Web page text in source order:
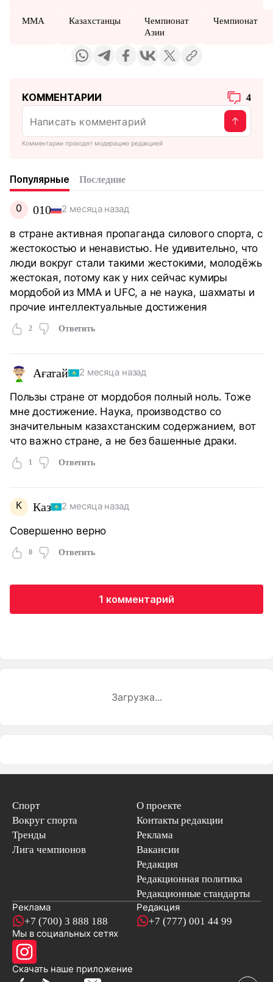
MMA Казахстанцы
Чемпионат
Азии
Чемпионат
КОММЕНТАРИИ 4
Комментарии проходят модерацию редакцией
Популярные Последние
0 010 2 месяца назад
в стране активная пропаганда силового спорта, с
жестокостью и ненавистью. Не удивительно, что
люди вокруг стали такими жестокими, молодёжь
жестокая, потому как у них сейчас кумиры
мордобой из ММА и UFC, а не наука, шахматы и
прочие интеллектуальные достижения
2 Ответить
Ағатай 2 месяца назад
Пользы стране от мордобоя полный ноль. Тоже
мне достижение. Наука, производство со
значительным казахстанским содержанием, вот
что важно стране, а не без башенные драки.
1 Ответить
К Каз 2 месяца назад
Совершенно верно
0 Ответить
1 комментарий
Загрузка...
Спорт
Вокруг спорта
Тренды
Лига чемпионов
О проекте
Контакты редакции
Реклама
Вакансии
Редакция
Редакционная политика
Редакционные стандарты
Реклама
+7 (700) 3 888 188
Редакция
+7 (777) 001 44 99
Мы в социальных сетях
Скачать наше приложениеновостей